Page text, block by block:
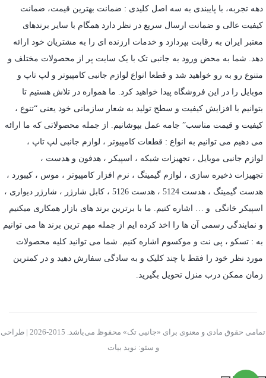
دهه تجربه، با پایبندی به سه اصل کلیدی : ضمانت بهترین قیمت، ضمانت
کیفیت عالی و ضمانت ارسال سریع در نظر دارد همگام با سایر برندهای
معتبر ایران به رقابت بپردازد و خدمات ارزنده ای را به مشتریان خود ارائه
دهد. شما به محض ورود به جانبی تک با یک سایت پر از محصولات مختلف و
متنوع رو به رو خواهید شد و قطعا انواع لوازم جانبی کامپیوتر و لپ تاپ و
موبایل را در این فروشگاه پیدا خواهید کرد. ما همواره در تلاش هستیم تا
بتوانیم با افزایش کیفیت و سطح تولید به شعار سازمانی خود یعنی “تنوع ،
کیفیت و قیمت مناسب” جامه عمل بپوشانیم. از جمله محصولاتی که ما ارائه
می دهیم می توانیم به انواع : قطعات کامپیوتر ، لوازم جانبی لپ تاپ ،
لوازم جانبی موبایل ، تجهیزات شبکه ، اسپیکر ، هدفون و هدست ،
تجهیزات ذخیره سازی ، لوازم گیمینگ ، نرم افزار کامپیوتر ، موس ، کیبورد ،
هدست گیمینگ ، هدست 5124 ، هدست 5126 ، کابل شارژر ، شارژر دیواری ،
اسپیکر خانگی و … اشاره کنیم. ما با برترین برند های بازار همکاری میکنیم
و نمایندگی رسمی آن ها را اخذ کرده ایم از جمله مهم ترین برند ها می توانیم
به : تسکو ، پی نت و موکسوم اشاره کنیم. شما می توانید کلیه محصولات
مورد نظر خود را فقط با چند کلیک و به سادگی سفارش دهید و در کمترین
زمان ممکن درب منزل تحویل بگیرید.
تمامی حقوق مادی و معنوی برای «جانبی تک» محفوظ می‌باشد. 2015-2026 | طراحی
و سئو: نوید بیات